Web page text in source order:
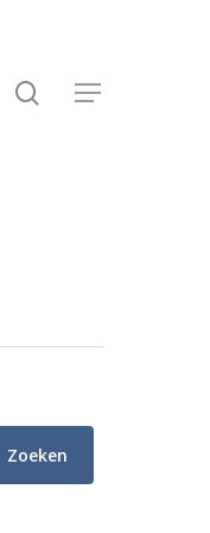
search
Menu
Zoeken